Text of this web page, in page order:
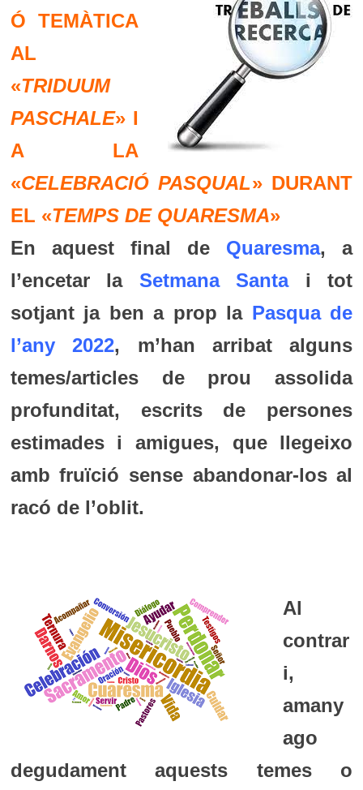
Ó TEMÀTICA
AL
«TRIDUUM
PASCHALE» I
A LA
«CELEBRACIÓ PASQUAL» DURANT
EL «TEMPS DE QUARESMA»
En aquest final de Quaresma, a
l’encetar la Setmana Santai tot
sotjant ja ben a prop la Pasqua de
l’any 2022, m’han arribat alguns
temes/articles de prou assolida
profunditat, escrits de persones
estimades i amigues, que llegeixo
amb fruïció sense abandonar-los al
racó de l’oblit.
Al
contrar
i,
amany
ago
degudament aquests temes o